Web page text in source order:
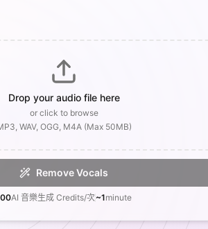
Drop your audio file here
or click to browse
WAV, OGG, M4A (Max 50MB)
Remove Vocals
AI 音樂生成 Credits/次 ~1minute